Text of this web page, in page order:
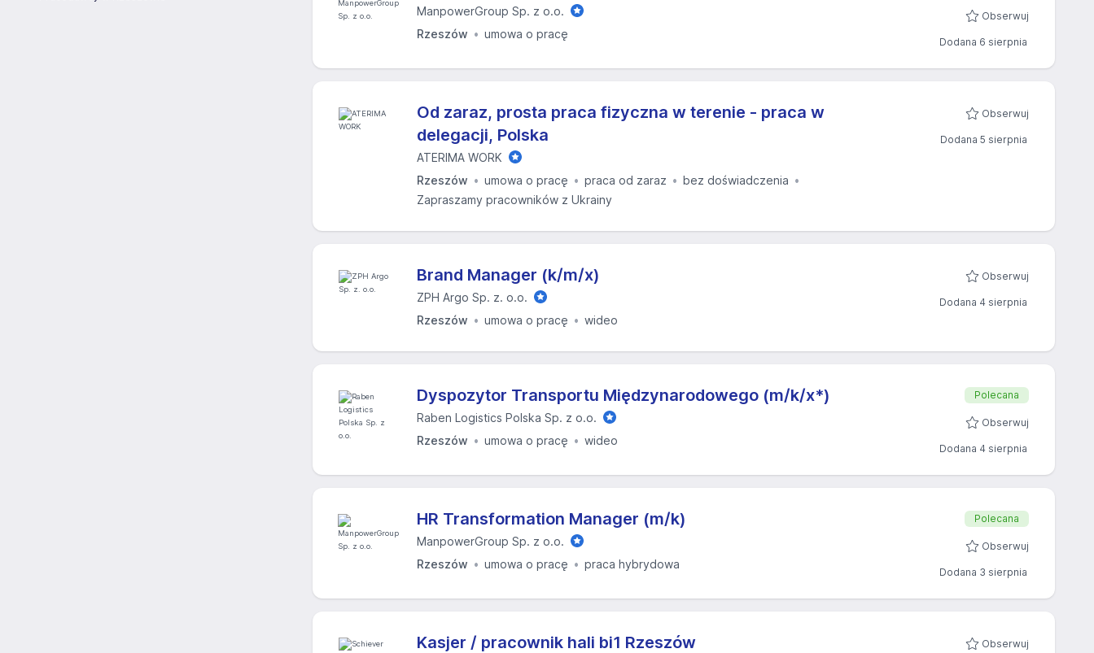
ManpowerGroup Sp. z o.o.
Rzeszów
umowa o pracę
Obserwuj
Dodana 6 sierpnia
Od zaraz, prosta praca fizyczna w terenie - praca w
delegacji, Polska
ATERIMA WORK
Rzeszów
umowa o pracę praca od zaraz
bez doświadczenia
Zapraszamy pracowników z Ukrainy
Obserwuj
Dodana 5 sierpnia
Brand Manager (k/m/x)
ZPH Argo Sp. z. o.o.
Rzeszów
umowa o pracę wideo
Obserwuj
Dodana 4 sierpnia
Dyspozytor Transportu Międzynarodowego (m/k/x*)
Raben Logistics Polska Sp. z o.o.
Rzeszów
umowa o pracę wideo
Polecana
Obserwuj
Dodana 4 sierpnia
HR Transformation Manager (m/k)
ManpowerGroup Sp. z o.o.
Rzeszów
umowa o pracę praca hybrydowa
Polecana
Obserwuj
Dodana 3 sierpnia
Kasjer / pracownik hali bi1 Rzeszów Obserwuj